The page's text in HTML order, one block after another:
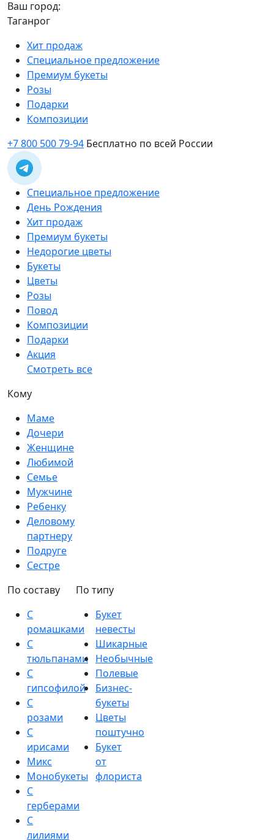
Ваш город:
Таганрог
Хит продаж
Специальное предложение
Премиум букеты
Розы
Подарки
Композиции
+7 800 500 79-94 Бесплатно по всей России
Специальное предложение
День Рождения
Хит продаж
Премиум букеты
Недорогие цветы
Букеты
Цветы
Розы
Повод
Композиции
Подарки
Акция
Смотреть все
Кому
Маме
Дочери
Женщине
Любимой
Семье
Мужчине
Ребенку
Деловому
партнеру
Подруге
Сестре
По составу
С
ромашками
С
тюльпанами
С
гипсофилой
С
розами
С
ирисами
Микс
Монобукеты
С
герберами
С
лилиями
По типу
Букет
невесты
Шикарные
Необычные
Полевые
Бизнес-
букеты
Цветы
поштучно
Букет
от
флориста